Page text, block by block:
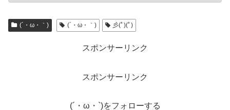
(´・ω・｀) (´・ω・｀) 彡(ﾟ)(ﾟ)
スポンサーリンク
スポンサーリンク
(´・ω・`)をフォローする